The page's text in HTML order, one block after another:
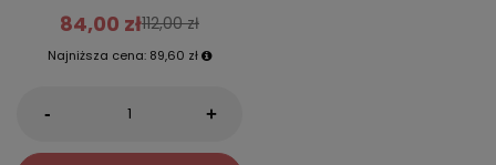
84,00 zł112,00 zł
Najniższa cena: 89,60 zł
- +